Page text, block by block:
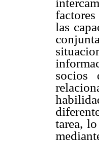
las
socios
tarea,